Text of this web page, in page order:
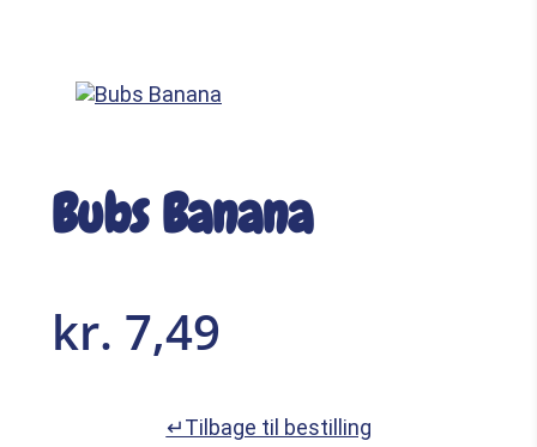
Bubs Banana
kr. 7,49
↵Tilbage til bestilling